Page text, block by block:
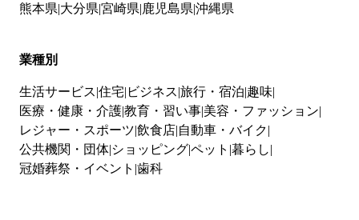
熊本県 大分県 宮崎県 鹿児島県 沖縄県
業種別
生活サービス 住宅 ビジネス 旅行・宿泊 趣味
医療・健康・介護教育・習い事 美容・ファッション
レジャー・スポーツ 飲食店 自動車・バイク
公共機関・団体 ショッピングペット 暮らし
冠婚葬祭・イベント 歯科